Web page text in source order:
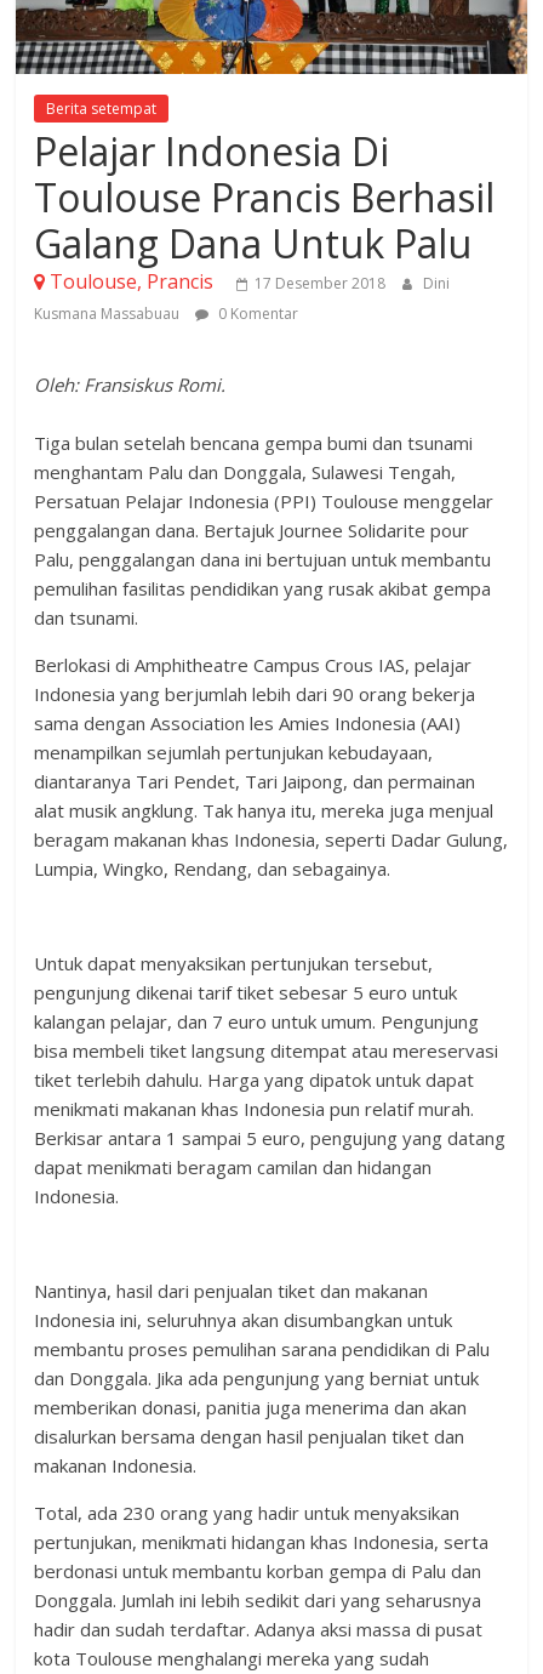
Berita setempat
Pelajar Indonesia Di
Toulouse Prancis Berhasil
Galang Dana Untuk Palu
Toulouse, Prancis 17 Desember 2018
Dini
Kusmana Massabuau
0 Komentar
Oleh: Fransiskus Romi.
Tiga bulan setelah bencana gempa bumi dan tsunami
menghantam Palu dan Donggala, Sulawesi Tengah,
Persatuan Pelajar Indonesia (PPI) Toulouse menggelar
penggalangan dana. Bertajuk Journee Solidarite pour
Palu, penggalangan dana ini bertujuan untuk membantu
pemulihan fasilitas pendidikan yang rusak akibat gempa
dan tsunami.
Berlokasi di Amphitheatre Campus Crous IAS, pelajar
Indonesia yang berjumlah lebih dari 90 orang bekerja
sama dengan Association les Amies Indonesia (AAI)
menampilkan sejumlah pertunjukan kebudayaan,
diantaranya Tari Pendet, Tari Jaipong, dan permainan
alat musik angklung. Tak hanya itu, mereka juga menjual
beragam makanan khas Indonesia, seperti Dadar Gulung,
Lumpia, Wingko, Rendang, dan sebagainya.
Untuk dapat menyaksikan pertunjukan tersebut,
pengunjung dikenai tarif tiket sebesar 5 euro untuk
kalangan pelajar, dan 7 euro untuk umum. Pengunjung
bisa membeli tiket langsung ditempat atau mereservasi
tiket terlebih dahulu. Harga yang dipatok untuk dapat
menikmati makanan khas Indonesia pun relatif murah.
Berkisar antara 1 sampai 5 euro, pengujung yang datang
dapat menikmati beragam camilan dan hidangan
Indonesia.
Nantinya, hasil dari penjualan tiket dan makanan
Indonesia ini, seluruhnya akan disumbangkan untuk
membantu proses pemulihan sarana pendidikan di Palu
dan Donggala. Jika ada pengunjung yang berniat untuk
memberikan donasi, panitia juga menerima dan akan
disalurkan bersama dengan hasil penjualan tiket dan
makanan Indonesia.
Total, ada 230 orang yang hadir untuk menyaksikan
pertunjukan, menikmati hidangan khas Indonesia, serta
berdonasi untuk membantu korban gempa di Palu dan
Donggala. Jumlah ini lebih sedikit dari yang seharusnya
hadir dan sudah terdaftar. Adanya aksi massa di pusat
kota Toulouse menghalangi mereka yang sudah